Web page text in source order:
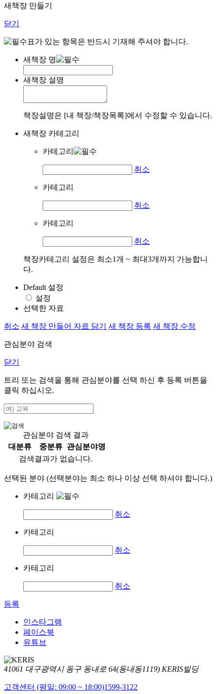
새책장 만들기
닫기
표가 있는 항목은 반드시 기재해 주셔야 합니다.
새책장 명
새책장 설명
책장설명은 [내 책장/책장목록]에서 수정할 수 있습니다.
새책장 카테고리
카테고리
취소
카테고리
취소
카테고리
취소
책장카테고리 설정은 최소1개 ~ 최대3개까지 가능합니
다.
Default 설정
설정
선택한 자료
취소 새 책장 만들어 자료 담기 새 책장 등록 새 책장 수정
관심분야 검색
닫기
트리 또는 검색을 통해 관심분야를 선택 하신 후 등록 버튼을
클릭 하십시오.
관심분야 검색 결과
대분류
중분류
관심분야명
검색결과가 없습니다.
선택된 분야 (선택분야는 최소 하나 이상 선택 하셔야 합니다.)
카테고리
취소
카테고리
취소
카테고리
취소
등록
인스타그램
페이스북
유튜브
41061 대구광역시 동구 동내로 64(동내동1119) KERIS빌딩
고객센터 (평일: 09:00 ~ 18:00)1599-3122